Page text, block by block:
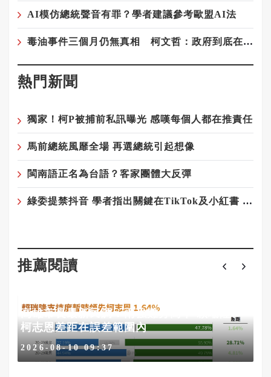
AI模仿總統聲音有罪？學者建議參考歐盟AI法
毒油事件三個月仍無真相 柯文哲：政府到底在隱瞞什麼？
熱門新聞
獨家！柯P被捕前私訊曝光 感嘆每個人都在推責任
馬前總統風靡全場 再選總統引起想像
閩南語正名為台語？客家團體大反彈
綠委提禁抖音 學者指出關鍵在TikTok及小紅書 以及極權vs民主
推薦閱讀
高雄市長最新民調：兩強難分高下 賴瑞隆、
柯志恩差距在誤差範圍內
2026-08-10 09:37